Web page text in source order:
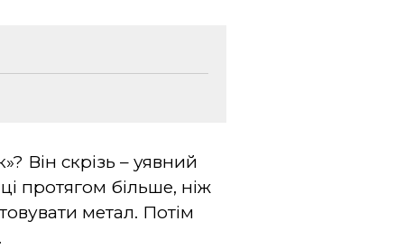
Він скрізь – уявний
протягом більше, ніж
метал. Потім